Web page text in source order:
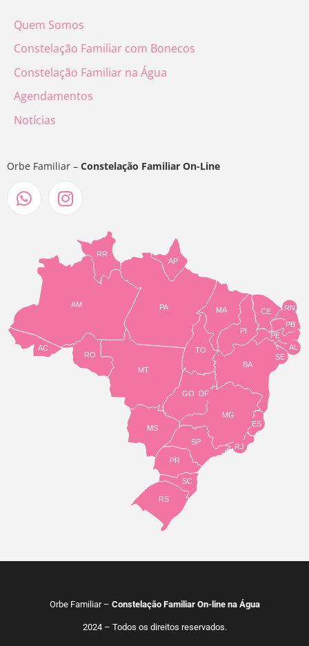
Quem Somos
Constelação Familiar com Bonecos
Constelação Familiar na Água
Agendamentos
Notícias
Orbe Familiar – Constelação Familiar On-Line
TO
BA
SE
PE
AL
RN
CE
PI
MA
AP
PA
RR
AM
AC
RO
MT
MS
GO
PR
SC
RS
SP
MG
RJ
ES
DF
PB
Orbe Familiar – Constelação Familiar On-line na Água
2024 – Todos os direitos reservados.